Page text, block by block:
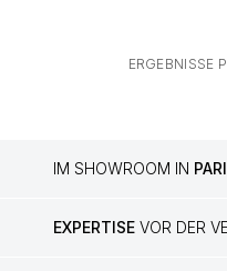
ERGEBNISSE
IM SHOWROOM IN
EXPERTISE VOR DER